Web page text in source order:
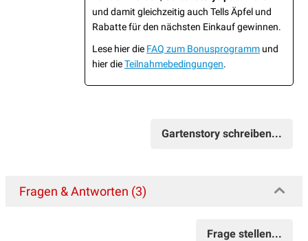
und damit gleichzeitig auch Tells Äpfel und
Rabatte für den nächsten Einkauf gewinnen.
Lese hier die FAQ zum Bonusprogramm und
hier dieTeilnahmebedingungen.
Gartenstory schreiben...
Fragen & Antworten (3)
Frage stellen...